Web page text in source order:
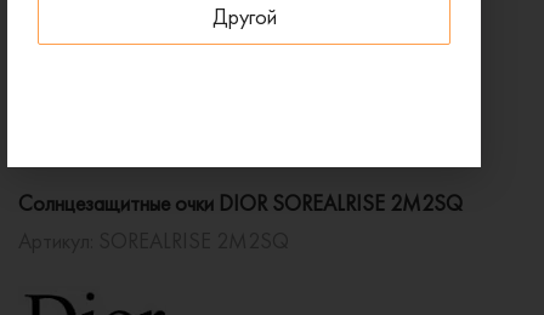
Другой
Солнцезащитные очки DIOR SOREALRISE 2M2SQ